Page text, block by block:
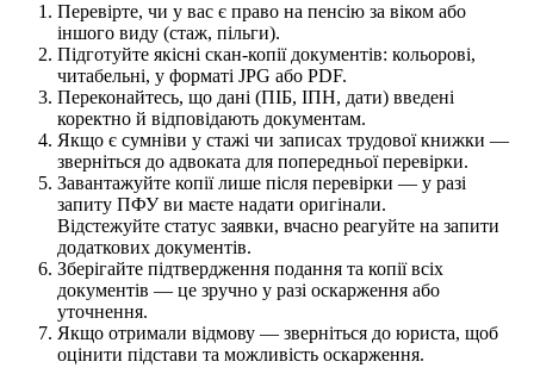
Перевірте, чи у вас є право на пенсію за віком або
іншого виду (стаж, пільги).
Підготуйте якісні скан-копії документів: кольорові,
читабельні, у форматі JPG або PDF.
Переконайтесь, що дані (ПІБ, ІПН, дати) введені
коректно й відповідають документам.
Якщо є сумніви у стажі чи записах трудової книжки —
зверніться до адвоката для попередньої перевірки.
Завантажуйте копії лише після перевірки — у разі
запиту ПФУ ви маєте надати оригінали.
Відстежуйте статус заявки, вчасно реагуйте на запити
додаткових документів.
Зберігайте підтвердження подання та копії всіх
документів — це зручно у разі оскарження або
уточнення.
Якщо отримали відмову — зверніться до юриста, щоб
оцінити підстави та можливість оскарження.